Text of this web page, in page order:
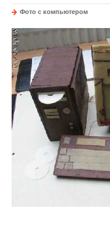
Фото с компьютером